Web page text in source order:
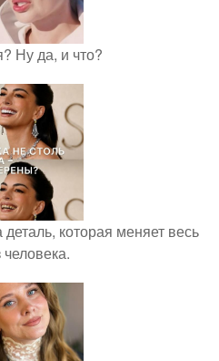
Ну да, и что?
которая меняет весь